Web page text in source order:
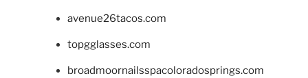
avenue26tacos.com
topgglasses.com
broadmoornailsspacoloradosprings.com